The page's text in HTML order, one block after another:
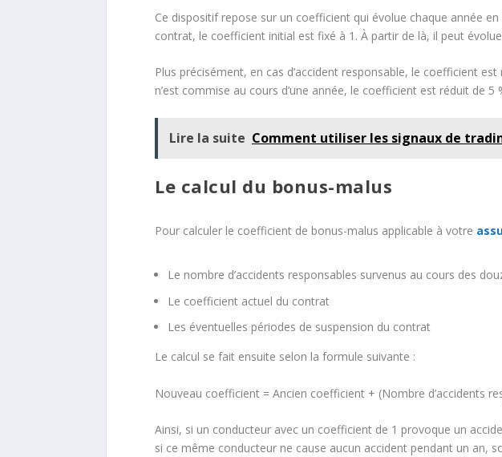
Ce dispositif repose sur un coefficient qui évolue chaque année
contrat, le coefficient initial est fixé à 1. À partir de là, il peut
Plus précisément, en cas d’accident responsable, le coefficient
n’est commise au cours d’une année, le coefficient est réduit de
Lire la suite Comment utiliser les signaux de
Le calcul du bonus-malus
Pour calculer le coefficient de bonus-malus applicable à votre
Le nombre d’accidents responsables survenus au cours des
Le coefficient actuel du contrat
Les éventuelles périodes de suspension du contrat
Le calcul se fait ensuite selon la formule suivante :
Nouveau coefficient = Ancien coefficient + (Nombre d’accidents
Ainsi, si un conducteur avec un coefficient de 1 provoque un
si ce même conducteur ne cause aucun accident pendant un an,